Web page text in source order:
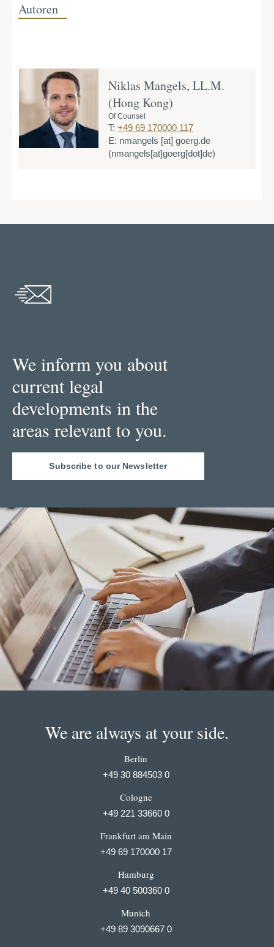
Autoren
Niklas Mangels, LL.M.
(Hong Kong)
Of Counsel
T: +49 69 170000 117
E: nmangels [at] goerg.de
(nmangels[at]goerg[dot]de)
We inform you about
current legal
developments in the
areas relevant to you.
Subscribe to our Newsletter
We are always at your side.
Berlin
+49 30 884503 0
Cologne
+49 221 33660 0
Frankfurt am Main
+49 69 170000 17
Hamburg
+49 40 500360 0
Munich
+49 89 3090667 0